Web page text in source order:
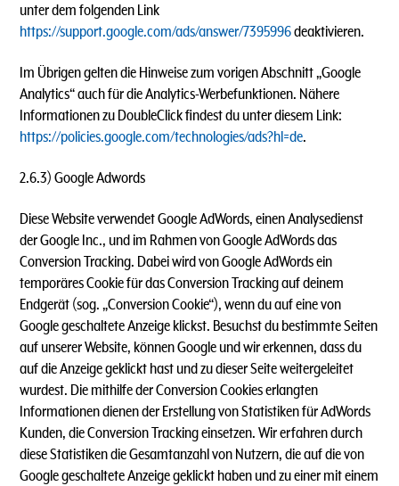
unter dem folgenden Link
https://support.google.com/ads/answer/7395996deaktivieren.
Im Übrigen gelten die Hinweise zum vorigen Abschnitt „Google
Analytics“ auch für die Analytics-Werbefunktionen. Nähere
Informationen zu DoubleClick findest du unter diesem Link:
https://policies.google.com/technologies/ads?hl=de.
2.6.3) Google Adwords
Diese Website verwendet Google AdWords, einen Analysedienst
der Google Inc., und im Rahmen von Google AdWords das
Conversion Tracking. Dabei wird von Google AdWords ein
temporäres Cookie für das Conversion Tracking auf deinem
Endgerät (sog. „Conversion Cookie“), wenn du auf eine von
Google geschaltete Anzeige klickst. Besuchst du bestimmte Seiten
auf unserer Website, können Google und wir erkennen, dass du
auf die Anzeige geklickt hast und zu dieser Seite weitergeleitet
wurdest. Die mithilfe der Conversion Cookies erlangten
Informationen dienen der Erstellung von Statistiken für AdWords
Kunden, die Conversion Tracking einsetzen. Wir erfahren durch
diese Statistiken die Gesamtanzahl von Nutzern, die auf die von
Google geschaltete Anzeige geklickt haben und zu einer mit einem